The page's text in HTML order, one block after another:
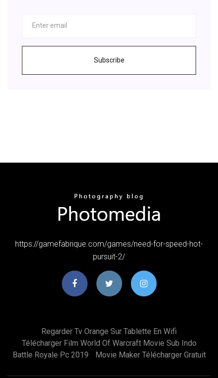
Subscribe
https://gamefabrique.com/games/need-for-speed-hot-
pursuit-2/
Regarder Tv Orange Sur Tablette En Wifi
Télécharger Film World Of Warcraft Movie Sub Indo
Battle Royale Pc 2019
Movie Maker Télécharger Gratuit